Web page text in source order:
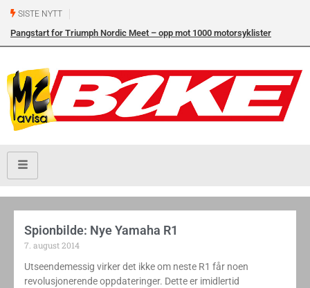
SISTE NYTT
Pangstart for Triumph Nordic Meet – opp mot 1000 motorsyklister
Spionbilde: Nye Yamaha R1
7. august 2014
Utseendemessig virker det ikke om neste R1 får noen
revolusjonerende oppdateringer. Dette er imidlertid